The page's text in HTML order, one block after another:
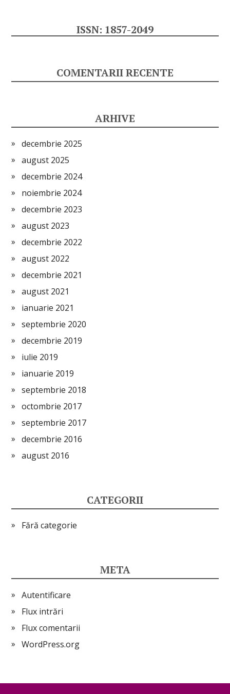
ISSN: 1857-2049
COMENTARII RECENTE
ARHIVE
decembrie 2025
august 2025
decembrie 2024
noiembrie 2024
decembrie 2023
august 2023
decembrie 2022
august 2022
decembrie 2021
august 2021
ianuarie 2021
septembrie 2020
decembrie 2019
iulie 2019
ianuarie 2019
septembrie 2018
octombrie 2017
septembrie 2017
decembrie 2016
august 2016
CATEGORII
Fără categorie
META
Autentificare
Flux intrări
Flux comentarii
WordPress.org